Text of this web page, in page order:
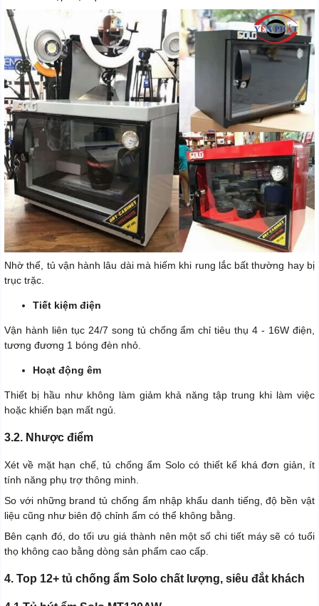
Nhờ thế, tủ vận hành lâu dài mà hiếm khi rung lắc bất thường hay bị
trục trặc.
Tiết kiệm điện
Vận hành liên tục 24/7 song tủ chống ẩm chỉ tiêu thụ 4 - 16W điện,
tương đương 1 bóng đèn nhỏ.
Hoạt động êm
Thiết bị hầu như không làm giảm khả năng tập trung khi làm việc
hoặc khiến bạn mất ngủ.
3.2. Nhược điểm
Xét về mặt hạn chế, tủ chống ẩm Solo có thiết kế khá đơn giản, ít
tính năng phụ trợ thông minh.
So với những brand tủ chống ẩm nhập khẩu danh tiếng, độ bền vật
liệu cũng như biên độ chỉnh ẩm có thể không bằng.
Bên cạnh đó, do tối ưu giá thành nên một số chi tiết máy sẽ có tuổi
thọ không cao bằng dòng sản phẩm cao cấp.
4. Top 12+ tủ chống ẩm Solo chất lượng, siêu đắt khách